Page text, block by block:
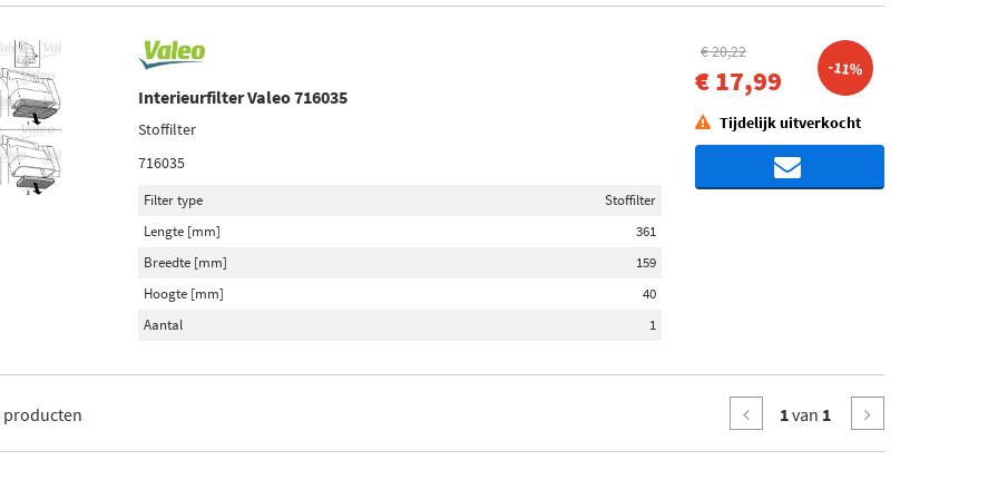
Interieurfilter Valeo 716035
Stoffilter
716035
Filter type
Stoffilter
Lengte [mm]
361
Breedte [mm]
159
Hoogte [mm]
40
Aantal
1
€ 20,22
€ 17,99 -11%
Tijdelijk uitverkocht
producten 1van 1